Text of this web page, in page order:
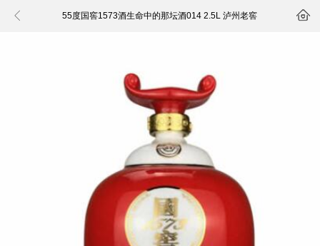
 55度国窖1573酒生命中的那坛酒014 2.5L 泸州老窖 